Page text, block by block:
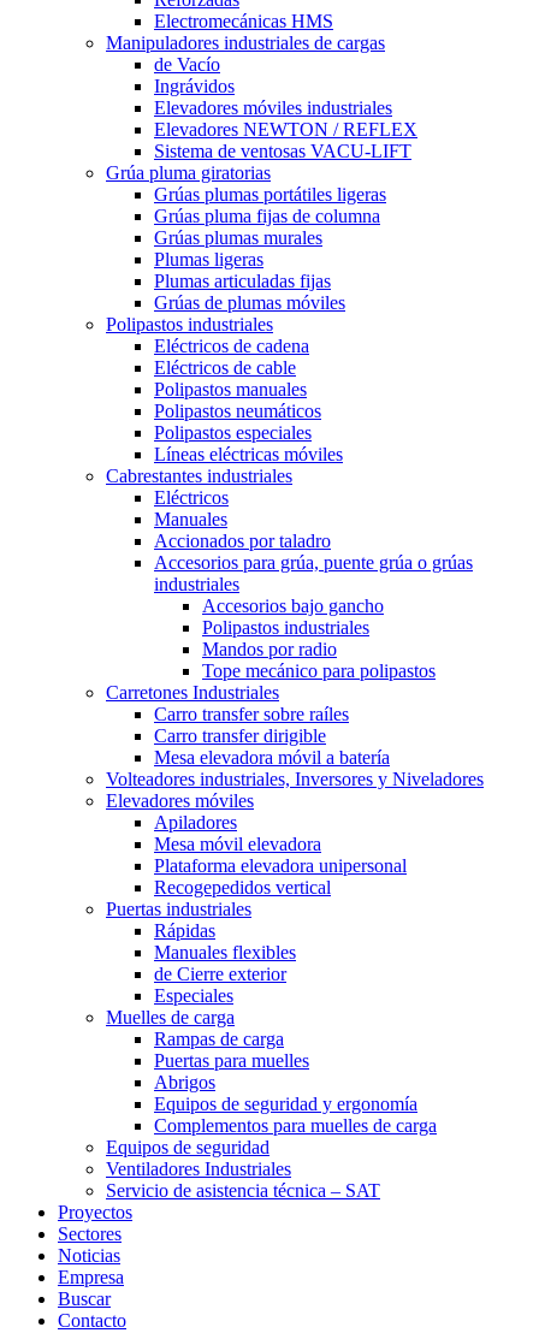
Electromecánicas HMS
Manipuladores industriales de cargas
de Vacío
Ingrávidos
Elevadores móviles industriales
Elevadores NEWTON / REFLEX
Sistema de ventosas VACU-LIFT
Grúa pluma giratorias
Grúas plumas portátiles ligeras
Grúas pluma fijas de columna
Grúas plumas murales
Plumas ligeras
Plumas articuladas fijas
Grúas de plumas móviles
Polipastos industriales
Eléctricos de cadena
Eléctricos de cable
Polipastos manuales
Polipastos neumáticos
Polipastos especiales
Líneas eléctricas móviles
Cabrestantes industriales
Eléctricos
Manuales
Accionados por taladro
Accesorios para grúa, puente grúa o grúas
industriales
Accesorios bajo gancho
Polipastos industriales
Mandos por radio
Tope mecánico para polipastos
Carretones Industriales
Carro transfer sobre raíles
Carro transfer dirigible
Mesa elevadora móvil a batería
Volteadores industriales, Inversores y Niveladores
Elevadores móviles
Apiladores
Mesa móvil elevadora
Plataforma elevadora unipersonal
Recogepedidos vertical
Puertas industriales
Rápidas
Manuales flexibles
de Cierre exterior
Especiales
Muelles de carga
Rampas de carga
Puertas para muelles
Abrigos
Equipos de seguridad y ergonomía
Complementos para muelles de carga
Equipos de seguridad
Ventiladores Industriales
Servicio de asistencia técnica – SAT
Proyectos
Sectores
Noticias
Empresa
Buscar
Contacto